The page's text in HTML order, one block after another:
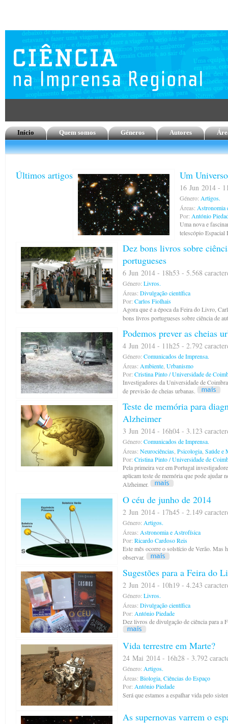
Início Quem somos Géneros Autores
Últimos artigos Um
16 Jun 2014 -
Género: Artigos.
Áreas: Astronomia
Por: António
Uma nova e
telescópio Espacial
Dez bons livros sobre
portugueses
6 Jun 2014 - 18h53 - 5.568
Género: Livros.
Áreas: Divulgação científica
Por: Carlos Fiolhais
Agora que é a época da Feira do Livro,
bons livros portugueses sobre ciência de
Podemos prever as cheias
4 Jun 2014 - 11h25 - 2.792
Género: Comunicados de Imprensa.
Áreas: Ambiente Urbanismo
Por: Cristina Pinto / Universidade de
Investigadores da Universidade de
de previsão de cheias urbanas.
Teste de memória para
Alzheimer
3 Jun 2014 - 16h04 - 3.123
Género: Comunicados de Imprensa.
Áreas: Neurociências Psicologia Saúde e
Por: Cristina Pinto / Universidade de
Pela primeira vez em Portugal
aplicam teste de memória que pode ajudar
Alzheimer.
O céu de junho de 2014
2 Jun 2014 - 17h45 - 2.149
Género: Artigos.
Áreas: Astronomia e Astrofísica
Por: Ricardo Cardoso Reis
Este mês ocorre o solstício de Verão. Mas
observar.
Sugestões para a Feira do
2 Jun 2014 - 10h19 - 4.243
Género: Livros.
Áreas: Divulgação científica
Por: António Piedade
Dez livros de divulgação de ciência para a
Vida terrestre em Marte?
24 Mai 2014 - 16h28 - 3.792
Género: Artigos.
Áreas: Biologia Ciências do Espaço
Por: António Piedade
Será que estamos a espalhar vida pelo
As supernovas varrem o